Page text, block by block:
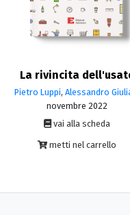
La rivincita
Pietro Luppi,Alessandro
novembre 2022
vai alla scheda
metti nel carrello